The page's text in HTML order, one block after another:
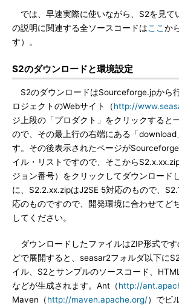
では、早速実際に使いながら、S2を見て
の説明に関連する全ソースコードはここ か
す）。
S2のダウンロードと環境設定
S2のダウンロードはSourceforge.jpから
ロジェクトのWebサイト（http://
ジ上段の「プロダクト」をクリックすると
ので、その最上行の右端にある「download
す。その後表示されたページが
イル・リストですので、そこから
ジョン番号）をクリックしてダウンロード
に、S2.2.xx.zipはJ2SE 5対応のもので、
応のものですので、開発環境に合わせてど
してください。
ダウンロードしたファイルはZIP形式で
どで展開すると、seasar2フォルダ以下に
イル、S2とサンプルのソースコード、
などが生成されます。Ant（http://
Maven（http://maven.apache.org/）でビ